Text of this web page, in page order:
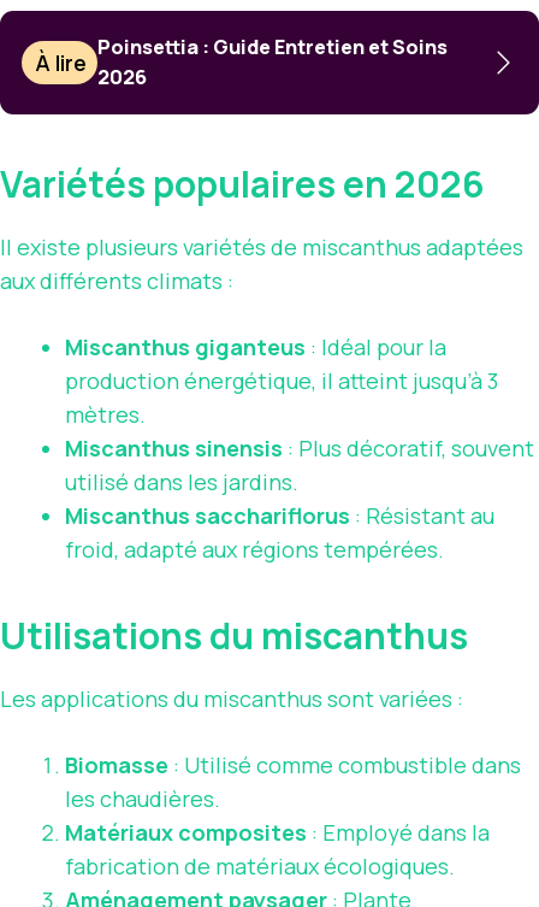
À lire
Poinsettia : Guide Entretien et Soins
2026
Variétés populaires en 2026
Il existe plusieurs variétés de miscanthus adaptées
aux différents climats :
Miscanthus giganteus : Idéal pour la
production énergétique, il atteint jusqu’à 3
mètres.
Miscanthus sinensis : Plus décoratif, souvent
utilisé dans les jardins.
Miscanthus sacchariflorus : Résistant au
froid, adapté aux régions tempérées.
Utilisations du miscanthus
Les applications du miscanthus sont variées :
Biomasse : Utilisé comme combustible dans
les chaudières.
Matériaux composites : Employé dans la
fabrication de matériaux écologiques.
Aménagement paysager : Plante